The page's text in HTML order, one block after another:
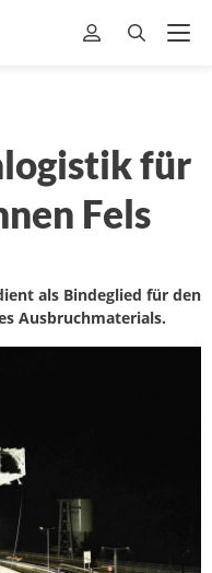
für
Fels
als Bindeglied für den
Ausbruchmaterials.